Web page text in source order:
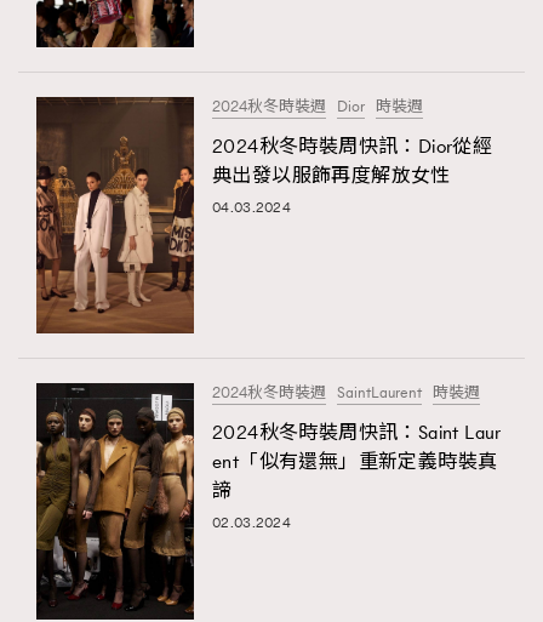
nmg.com.hk/privacy) 閱讀本公司的私隱政策聲明。
本人願意接收新傳媒集團的最新消息及其他宣傳資訊，本人同意
新傳媒集團使用本人的個人資料於任何推廣用途。
About us Collaboration Opportunity
| Japan | Portugal | Spain
2024秋冬時裝週 Dior 時裝週
2024秋冬時裝周快訊：Dior從經
典出發以服飾再度解放女性
04.03.2024
2024秋冬時裝週 SaintLaurent 時裝週
2024秋冬時裝周快訊：Saint Laur
ent「似有還無」重新定義時裝真
諦
02.03.2024